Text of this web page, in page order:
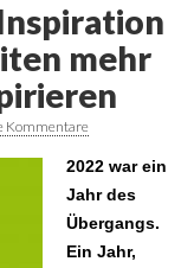
mehr
Kommentare
2022 war ein
Jahr des
Übergangs.
Ein Jahr,